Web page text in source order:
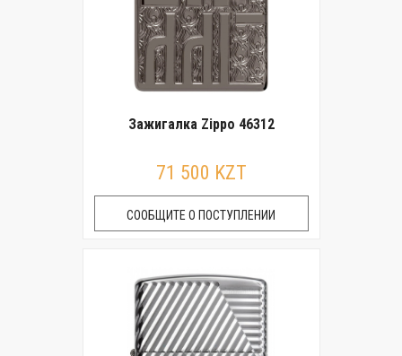
Зажигалка Zippo 46312
71 500 KZT
СООБЩИТЕ О ПОСТУПЛЕНИИ